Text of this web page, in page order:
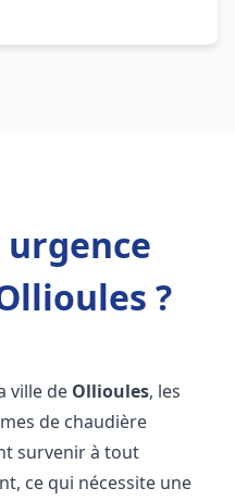
urgence
?
ville de Ollioules, les
de chaudière
survenir à tout
ce qui nécessite une